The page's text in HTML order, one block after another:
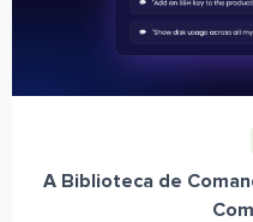
A Biblioteca de